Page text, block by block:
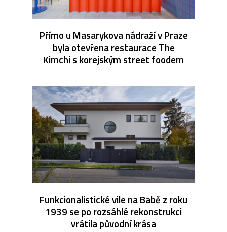
Přímo u Masarykova nádraží v Praze
byla otevřena restaurace The
Kimchi s korejským street foodem
Funkcionalistické vile na Babě z roku
1939 se po rozsáhlé rekonstrukci
vrátila původní krása